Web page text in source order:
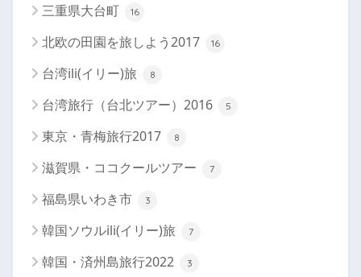
三重県大台町 16
北欧の田園を旅しよう2017 16
台湾ili(イリー)旅 8
台湾旅行（台北ツアー）2016 5
東京・青梅旅行2017 8
滋賀県・ココクールツアー 7
福島県いわき市 3
韓国ソウルili(イリー)旅 7
韓国・済州島旅行2022 3